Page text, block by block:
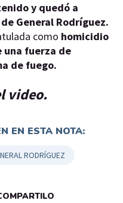
y quedó a
General Rodríguez.
como homicidio
una fuerza de
de fuego.
video.
EN ESTA NOTA:
RODRÍGUEZ